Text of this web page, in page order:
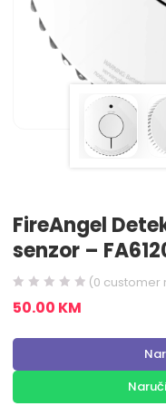
FireAngel
senzor –
(0 customer
50.00 KM